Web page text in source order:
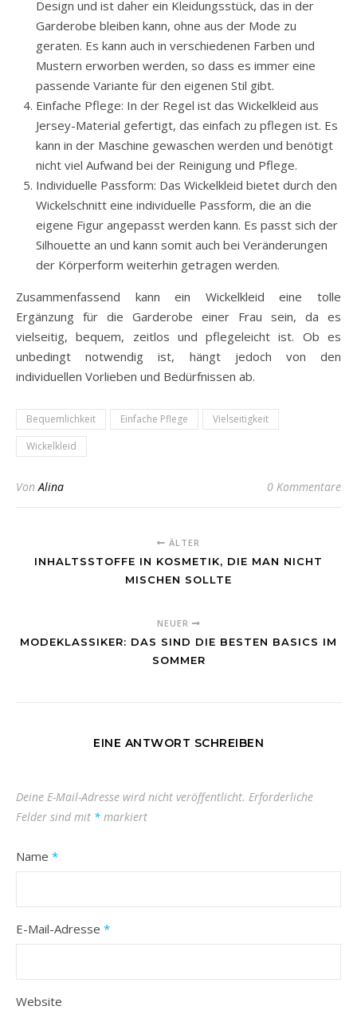
Design und ist daher ein Kleidungsstück, das in der
Garderobe bleiben kann, ohne aus der Mode zu
geraten. Es kann auch in verschiedenen Farben und
Mustern erworben werden, so dass es immer eine
passende Variante für den eigenen Stil gibt.
Einfache Pflege: In der Regel ist das Wickelkleid aus
Jersey-Material gefertigt, das einfach zu pflegen ist. Es
kann in der Maschine gewaschen werden und benötigt
nicht viel Aufwand bei der Reinigung und Pflege.
Individuelle Passform: Das Wickelkleid bietet durch den
Wickelschnitt eine individuelle Passform, die an die
eigene Figur angepasst werden kann. Es passt sich der
Silhouette an und kann somit auch bei Veränderungen
der Körperform weiterhin getragen werden.
Zusammenfassend kann ein Wickelkleid eine tolle
Ergänzung für die Garderobe einer Frau sein, da es
vielseitig, bequem, zeitlos und pflegeleicht ist. Ob es
unbedingt notwendig ist, hängt jedoch von den
individuellen Vorlieben und Bedürfnissen ab.
Bequemlichkeit Einfache Pflege
Vielseitigkeit
Wickelkleid
Von Alina 0 Kommentare
ÄLTER
INHALTSSTOFFE IN KOSMETIK, DIE MAN NICHT
MISCHEN SOLLTE
NEUER
MODEKLASSIKER: DAS SIND DIE BESTEN BASICS IM
SOMMER
EINE ANTWORT SCHREIBEN
Deine E-Mail-Adresse wird nicht veröffentlicht. Erforderliche
Felder sind mit * markiert
Name *
E-Mail-Adresse *
Website